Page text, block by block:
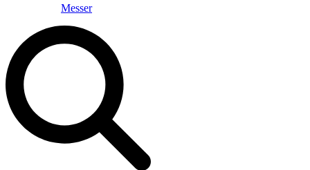
Messer